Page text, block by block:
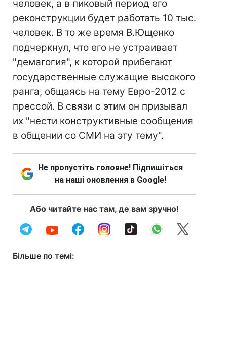
человек, а в пиковый период его
реконструкции будет работать 10 тыс.
человек. В то же время В.Ющенко
подчеркнул, что его не устраивает
"демагогия", к которой прибегают
государственные служащие высокого
ранга, общаясь на тему Евро-2012 с
прессой. В связи с этим он призывал
их "нести конструктивные сообщения
в общении со СМИ на эту тему".
Не пропустіть головне! Підпишіться
на наші оновлення в Google!
Або читайте нас там, де вам зручно!
Більше по темі: